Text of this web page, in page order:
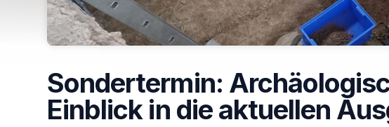
Sondertermin:
Einblick in die aktuellen